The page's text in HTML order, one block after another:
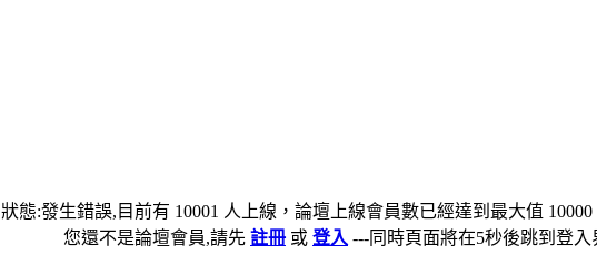
狀態:發生錯誤,目前有 10001 人上線，論壇上線會員數已經達到最大值
您還不是論壇會員,請先 註冊 或 登入 ---同時頁面將在5秒後跳到登入